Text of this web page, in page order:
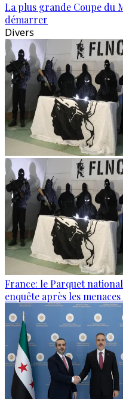
La plus grande Coupe du
démarrer
Divers
France: le Parquet
enquête après les